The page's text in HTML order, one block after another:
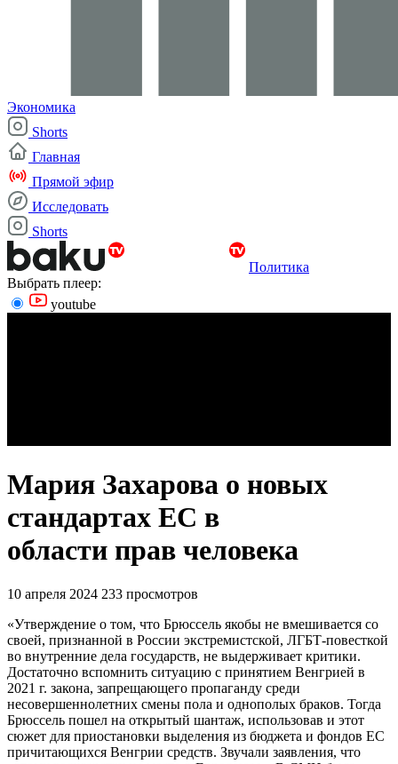
Экономика
Shorts
Главная
Прямой эфир
Исследовать
Shorts
Политика
Выбрать плеер:
youtube
Мария Захарова о новых
стандартах ЕС в
области прав человека
10 апреля 2024 233 просмотров
«Утверждение о том, что Брюссель якобы не вмешивается со
своей, признанной в России экстремистской, ЛГБТ-повесткой
во внутренние дела государств, не выдерживает критики.
Достаточно вспомнить ситуацию с принятием Венгрией в
2021 г. закона, запрещающего пропаганду среди
несовершеннолетних смены пола и однополых браков. Тогда
Брюссель пошел на открытый шантаж, использовав и этот
сюжет для приостановки выделения из бюджета и фондов ЕС
причитающихся Венгрии средств. Звучали заявления, что